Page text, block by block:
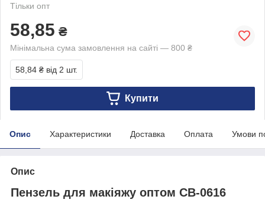
Тільки опт
58,85 ₴
Мінімальна сума замовлення на сайті — 800 ₴
58,84 ₴ від 2 шт.
Купити
Опис Характеристики Доставка Оплата Умови
Опис
Пензель для макіяжу оптом CB-0616